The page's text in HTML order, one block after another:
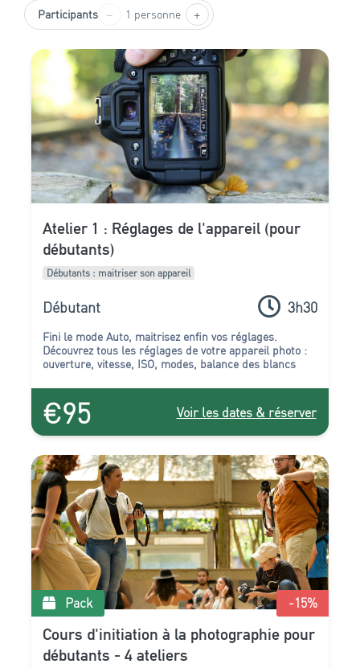
Participants − 1 personne +
Atelier 1 : Réglages de l'appareil (pour
débutants)
Débutants : maitriser son appareil
Débutant 3h30
Fini le mode Auto, maitrisez enfin vos réglages.
Découvrez tous les réglages de votre appareil photo :
ouverture, vitesse, ISO, modes, balance des blancs
€95 Voir les dates & réserver
Pack -15%
Cours d'initiation à la photographie pour
débutants - 4 ateliers